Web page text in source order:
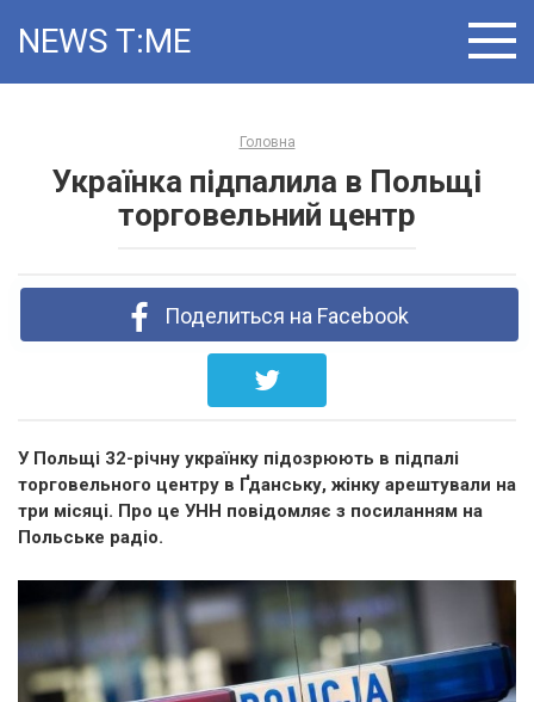
NEWS T:ME
Головна
Українка підпалила в Польщі
торговельний центр
Поделиться на Facebook
У Польщі 32-річну українку підозрюють в підпалі
торговельного центру в Ґданську, жінку арештували на
три місяці. Про це УНН повідомляє з посиланням на
Польське радіо.